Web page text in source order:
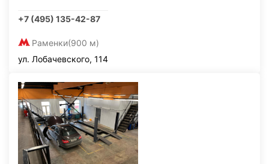
+7 (495) 135-42-87
Раменки(900 м)
ул. Лобачевского, 114